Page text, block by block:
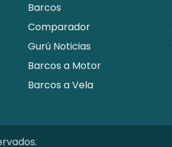
Barcos
Comparador
Gurú Noticias
Barcos a Motor
Barcos a Vela
.